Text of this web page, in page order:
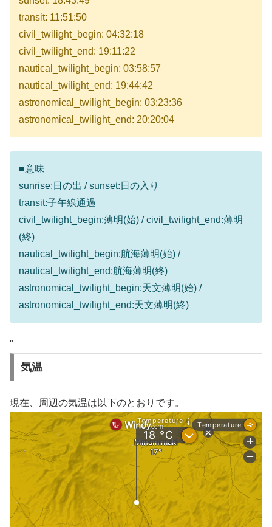
transit: 11:51:50
civil_twilight_begin: 04:32:18
civil_twilight_end: 19:11:22
nautical_twilight_begin: 03:58:57
nautical_twilight_end: 19:44:42
astronomical_twilight_begin: 03:23:36
astronomical_twilight_end: 20:20:04
■意味
sunrise:日の出 / sunset:日の入り
transit:子午線通過
civil_twilight_begin:薄明(始) / civil_twilight_end:薄明
(終)
nautical_twilight_begin:航海薄明(始) /
nautical_twilight_end:航海薄明(終)
astronomical_twilight_begin:天文薄明(始) /
astronomical_twilight_end:天文薄明(終)
"
気温
現在、周辺の気温は以下のとおりです。